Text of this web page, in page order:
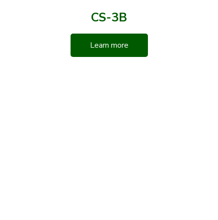
CS-3B
Learn more